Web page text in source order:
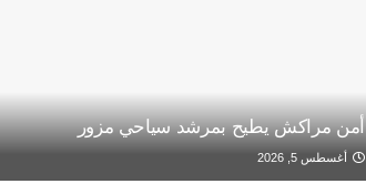
أمن مراكش يطيح بمرشد سياحي مزور
أغسطس 5, 2026